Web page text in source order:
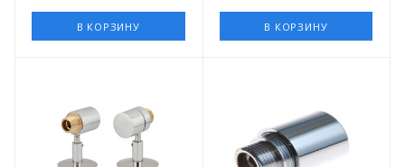
В КОРЗИНУ В КОРЗИНУ